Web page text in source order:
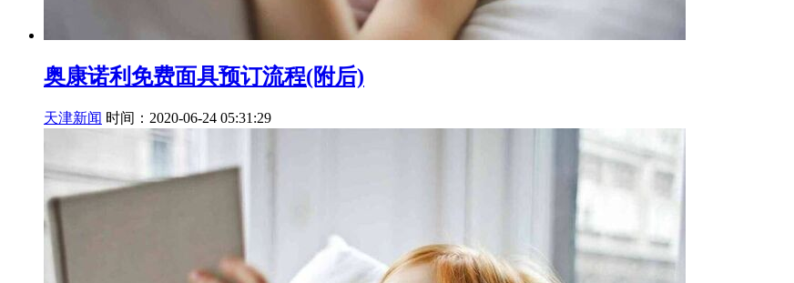
奥康诺利免费面具预订流程(附后)
天津新闻 时间：2020-06-24 05:31:29